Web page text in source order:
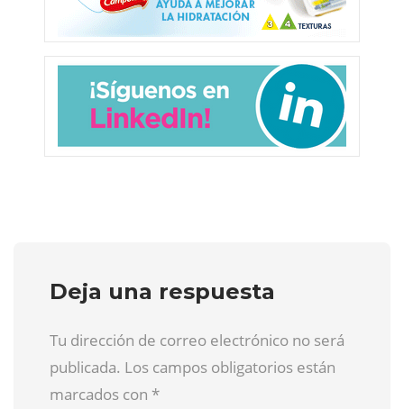
Deja una respuesta
Tu dirección de correo electrónico no será
publicada. Los campos obligatorios están
marcados con *